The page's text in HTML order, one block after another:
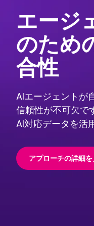
エージ
のため
合性
AIエージェントが
信頼性が不可欠で
AI対応データを活
アプローチの詳細